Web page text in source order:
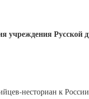
учреждения Русской
несториан к